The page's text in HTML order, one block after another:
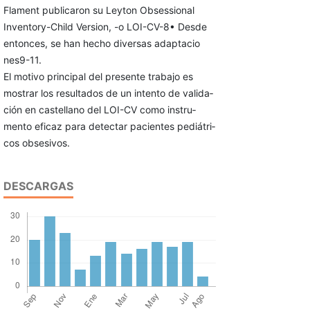
Flament publicaron su Leyton Obsessional
Inventory-Child Version, -o LOI-CV-8• Desde
entonces, se han hecho diversas adaptacio­
nes9-11.
El motivo principal del presente trabajo es
mostrar los resultados de un intento de valida­
ción en castellano del LOI-CV como instru­
mento eficaz para detectar pacientes pediátri­
cos obsesivos.
DESCARGAS